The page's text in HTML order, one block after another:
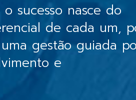
sucesso nasce do
de cada um,
gestão guiada
e